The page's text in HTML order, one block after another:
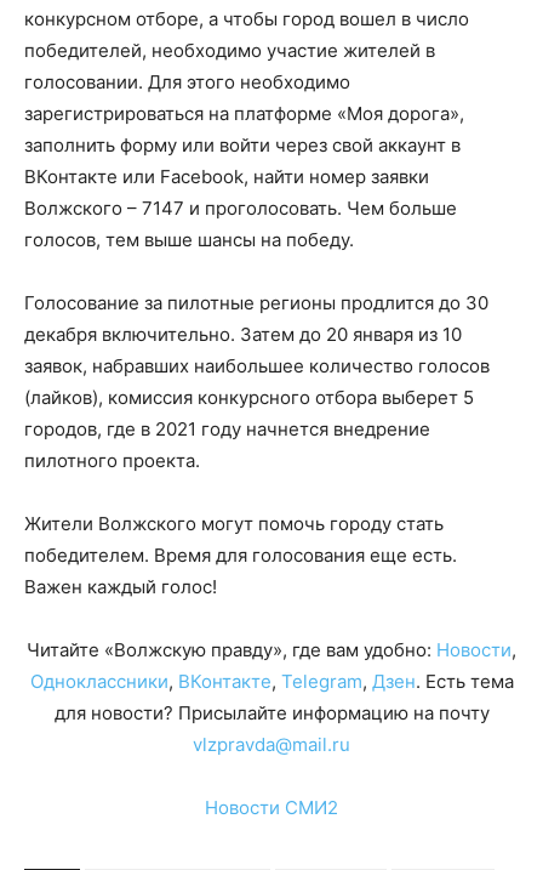
конкурсном отборе, а чтобы город вошел в число
победителей, необходимо участие жителей в
голосовании. Для этого необходимо
зарегистрироваться на платформе «Моя дорога»,
заполнить форму или войти через свой аккаунт в
ВКонтакте или Facebook, найти номер заявки
Волжского – 7147 и проголосовать. Чем больше
голосов, тем выше шансы на победу.
Голосование за пилотные регионы продлится до 30
декабря включительно. Затем до 20 января из 10
заявок, набравших наибольшее количество голосов
(лайков), комиссия конкурсного отбора выберет 5
городов, где в 2021 году начнется внедрение
пилотного проекта.
Жители Волжского могут помочь городу стать
победителем. Время для голосования еще есть.
Важен каждый голос!
Читайте «Волжскую правду», где вам удобно: Новости,
Одноклассники, ВКонтакте, Telegram, Дзен. Есть тема
для новости? Присылайте информацию на почту
vlzpravda@mail.ru
Новости СМИ2